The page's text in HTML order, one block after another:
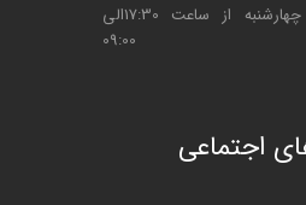
شنبه تا چهارشنبه از ساعت 17:30الی
09:00
اجتماعی